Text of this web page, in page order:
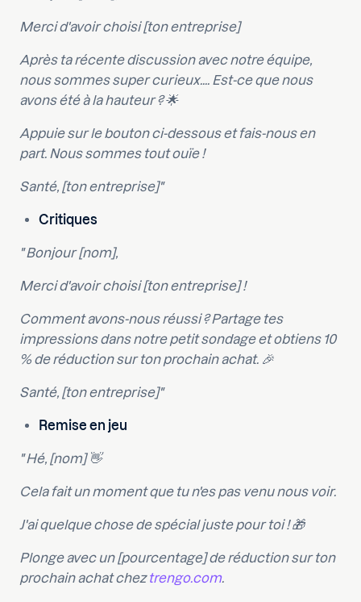
Merci d'avoir choisi [ton entreprise]
Après ta récente discussion avec notre équipe,
nous sommes super curieux.... Est-ce que nous
avons été à la hauteur ? 🌟
Appuie sur le bouton ci-dessous et fais-nous en
part. Nous sommes tout ouïe !
Santé, [ton entreprise]"
Critiques
" Bonjour [nom],
Merci d'avoir choisi [ton entreprise] !
Comment avons-nous réussi ? Partage tes
impressions dans notre petit sondage et obtiens 10
% de réduction sur ton prochain achat. 🎉
Santé, [ton entreprise]"
Remise en jeu
" Hé, [nom] 👋
Cela fait un moment que tu n'es pas venu nous voir.
J'ai quelque chose de spécial juste pour toi ! 🎁
Plonge avec un [pourcentage] de réduction sur ton
prochain achat cheztrengo.com.